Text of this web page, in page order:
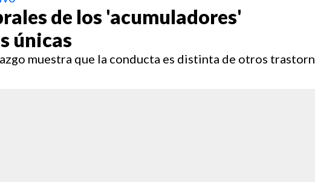
de los 'acumuladores'
únicas
muestra que la conducta es distinta de otros